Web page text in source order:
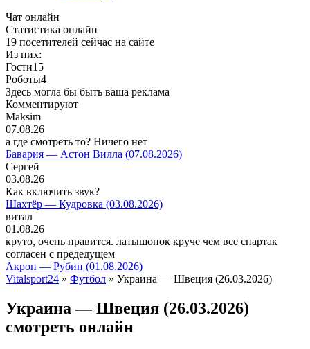
Чат онлайн
Cтатистика онлайн
19 посетителей сейчас на сайте
Из них:
Гости15
Роботы4
Здесь могла бы быть ваша реклама
Комментируют
Maksim
07.08.26
а где смотреть то? Ничего нет
Бавария — Астон Вилла (07.08.2026)
Сергей
03.08.26
Как включить звук?
Шахтёр — Кудровка (03.08.2026)
витал
01.08.26
круто, очень нравится. латышонок круче чем все спартак
согласен с предедущем
Акрон — Рубин (01.08.2026)
Vitalsport24 » Футбол » Украина — Швеция (26.03.2026)
Украина — Швеция (26.03.2026)
смотреть онлайн